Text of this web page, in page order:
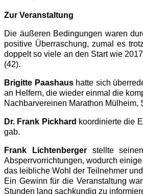
Zur Veranstaltung
Die äußeren Bedingungen waren
positive Überraschung, zumal es
doppelt so viele an den Start wie
(42).
Brigitte Paashaus hatte sich
an Helfern, die wieder einmal die
Nachbarvereinen Marathon Mülheim,
Dr. Frank Pickhard koordinierte die
gab.
Frank Lichtenbergerstellte seinen
Absperrvorrichtungen, wodurch
das leibliche Wohl der Teilnehmer
Ein Gewinn für die Veranstaltung
Stunden lang sachkundig zu